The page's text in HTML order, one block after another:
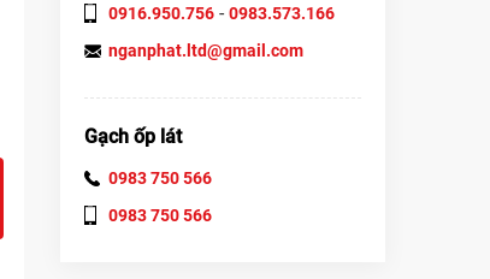
0916.950.756 - 0983.573.166
nganphat.ltd@gmail.com
Gạch ốp lát
0983 750 566
0983 750 566